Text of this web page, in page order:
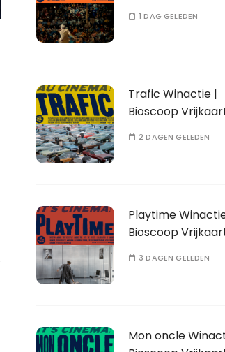
1 DAG GELEDEN
Trafic Winactie |
Bioscoop
2 DAGEN GELEDEN
Playtime
Bioscoop
3 DAGEN GELEDEN
Mon oncle